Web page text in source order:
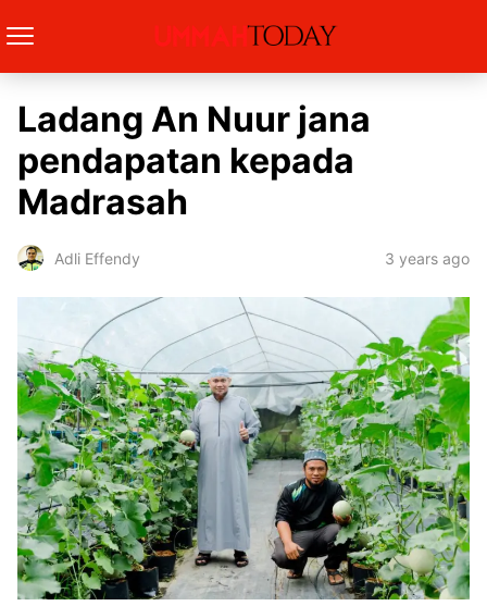
Ladang An Nuur jana
pendapatan kepada
Madrasah
Adli Effendy 3 years ago